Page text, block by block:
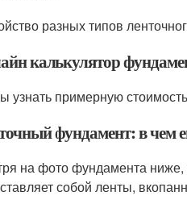
разных типов
калькулятор
узнать примерную
фундамент: в чем
на фото фундамента ниже,
собой ленты,